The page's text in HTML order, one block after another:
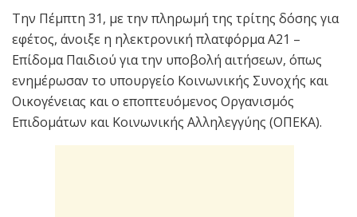
Tην Πέμπτη 31, με την πληρωμή της τρίτης δόσης για
εφέτος, άνοιξε η ηλεκτρονική πλατφόρμα Α21 –
Επίδομα Παιδιού για την υποβολή αιτήσεων, όπως
ενημέρωσαν το υπουργείο Κοινωνικής Συνοχής και
Οικογένειας και ο εποπτευόμενος Οργανισμός
Επιδομάτων και Κοινωνικής Αλληλεγγύης (ΟΠΕΚΑ).